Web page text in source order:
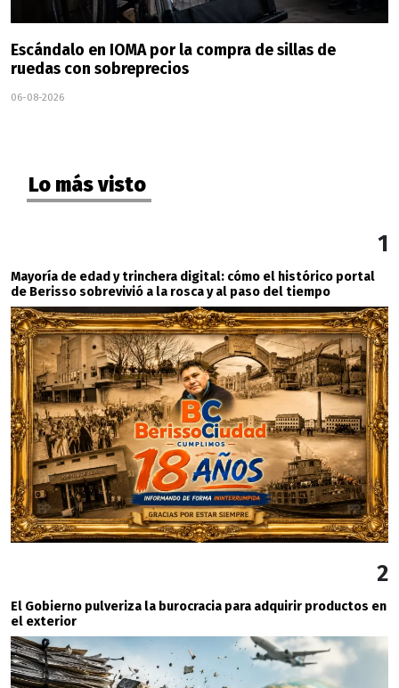
Escándalo en IOMA por la compra de sillas de
ruedas con sobreprecios
06-08-2026
Lo más visto
1
Mayoría de edad y trinchera digital: cómo el histórico portal
de Berisso sobrevivió a la rosca y al paso del tiempo
2
El Gobierno pulveriza la burocracia para adquirir productos en
el exterior